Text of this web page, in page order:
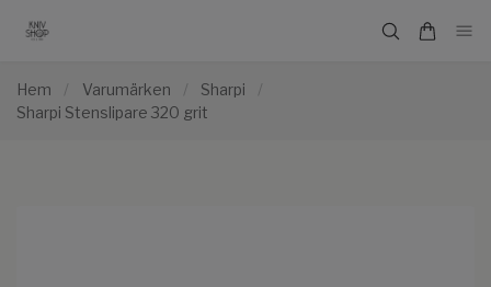
Hem / Varumärken / Sharpi
/
Sharpi Stenslipare 320 grit